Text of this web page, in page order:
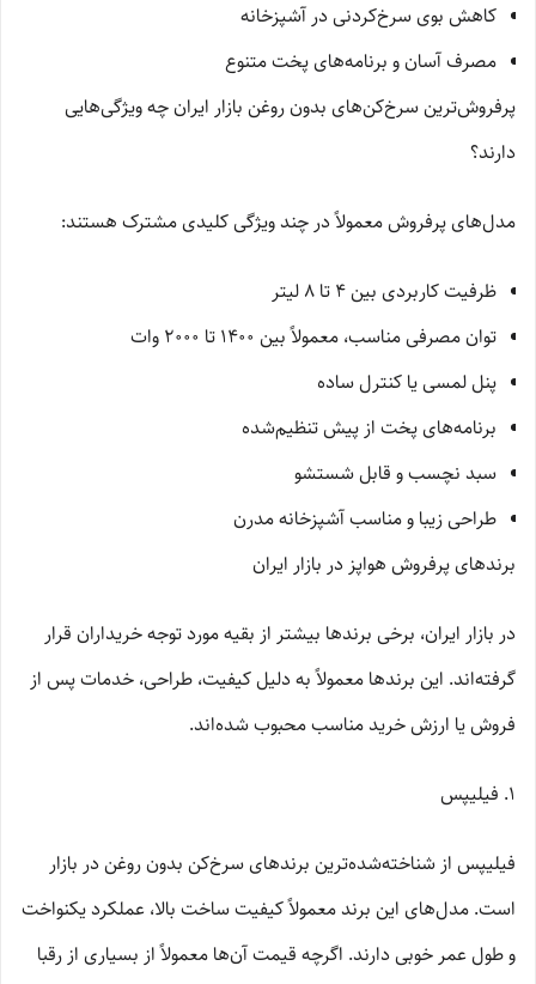
کاهش بوی سرخ‌کردنی در آشپزخانه
مصرف آسان و برنامه‌های پخت متنوع
پرفروش‌ترین سرخ‌کن‌های بدون روغن بازار ایران چه ویژگی‌هایی
دارند؟
مدل‌های پرفروش معمولاً در چند ویژگی کلیدی مشترک هستند:
ظرفیت کاربردی بین 4 تا 8 لیتر
توان مصرفی مناسب، معمولاً بین 1400 تا 2000 وات
پنل لمسی یا کنترل ساده
برنامه‌های پخت از پیش تنظیم‌شده
سبد نچسب و قابل شستشو
طراحی زیبا و مناسب آشپزخانه مدرن
برندهای پرفروش هواپز در بازار ایران
در بازار ایران، برخی برندها بیشتر از بقیه مورد توجه خریداران قرار
گرفته‌اند. این برندها معمولاً به دلیل کیفیت، طراحی، خدمات پس از
فروش یا ارزش خرید مناسب محبوب شده‌اند.
1. فیلیپس
فیلیپس از شناخته‌شده‌ترین برندهای سرخ‌کن بدون روغن در بازار
است. مدل‌های این برند معمولاً کیفیت ساخت بالا، عملکرد یکنواخت
و طول عمر خوبی دارند. اگرچه قیمت آن‌ها معمولاً از بسیاری از رقبا